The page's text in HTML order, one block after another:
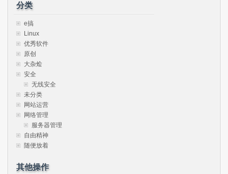
分类
e搞
Linux
优秀软件
原创
大杂烩
安全
无线安全
未分类
网站运营
网络管理
服务器管理
自由精神
随便放着
其他操作